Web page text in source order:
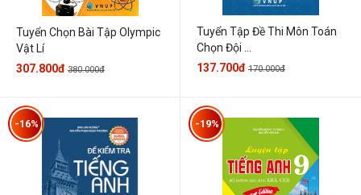
Tuyển Chọn Bài Tập Olympic
Vật Lí
307.800đ 380.000đ
Tuyển Tập Đề Thi Môn Toán
Chọn Đội ...
137.700đ 170.000đ
-16% -19%